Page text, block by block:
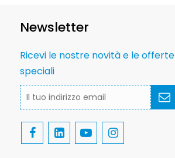
Newsletter
Ricevi le nostre novità e le offerte
speciali